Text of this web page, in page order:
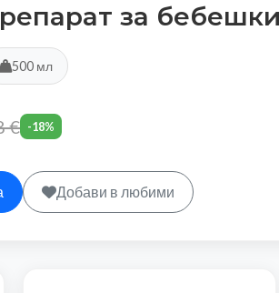
за
500 мл
€ -18%
Добави в любими